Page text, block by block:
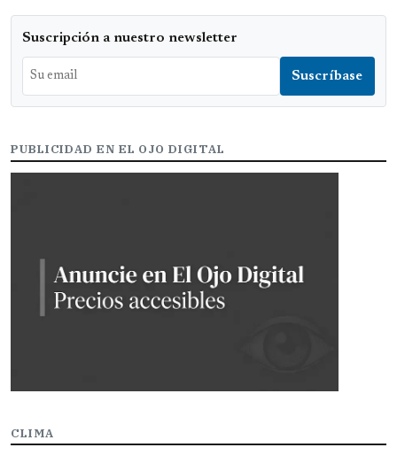
Suscripción a nuestro newsletter
PUBLICIDAD EN EL OJO DIGITAL
CLIMA